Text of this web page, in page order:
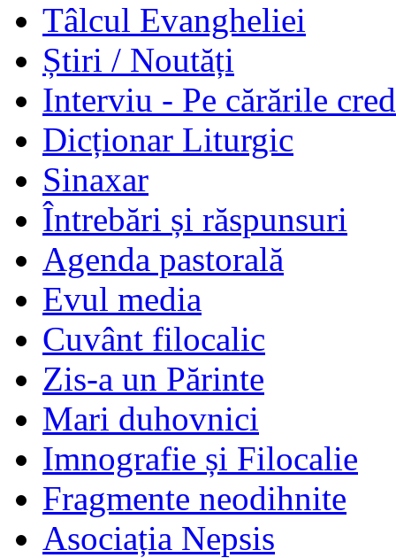
Tâlcul Evangheliei
Știri / Noutăți
Interviu - Pe cărările
Dicționar Liturgic
Sinaxar
Întrebări și răspunsuri
Agenda pastorală
Evul media
Cuvânt filocalic
Zis-a un Părinte
Mari duhovnici
Imnografie și Filocalie
Fragmente neodihnite
Asociația Nepsis